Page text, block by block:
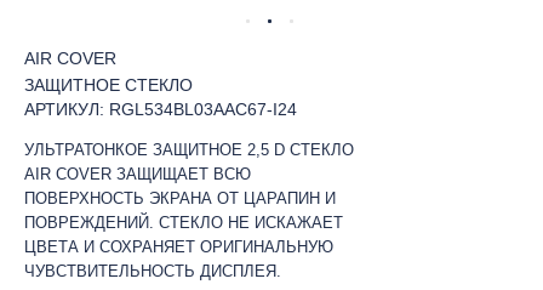
AIR COVER
ЗАЩИТНОЕ СТЕКЛО
УЛЬТРАТОНКОЕ ЗАЩИТНОЕ 2,5 D СТЕКЛО
AIR COVER ЗАЩИЩАЕТ ВСЮ
ПОВЕРХНОСТЬ ЭКРАНА ОТ ЦАРАПИН И
ПОВРЕЖДЕНИЙ. СТЕКЛО НЕ ИСКАЖАЕТ
ЦВЕТА И СОХРАНЯЕТ ОРИГИНАЛЬНУЮ
ЧУВСТВИТЕЛЬНОСТЬ ДИСПЛЕЯ.
АРТИКУЛ: RGL534BL03AAC67-I24